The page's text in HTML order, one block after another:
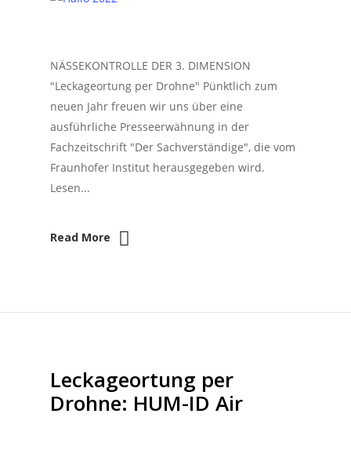
NÄSSEKONTROLLE DER 3. DIMENSION
"Leckageortung per Drohne" Pünktlich zum
neuen Jahr freuen wir uns über eine
ausführliche Presseerwähnung in der
Fachzeitschrift "Der Sachverständige", die vom
Fraunhofer Institut herausgegeben wird.
Lesen...
Read More
Leckageortung per
Drohne: HUM-ID Air